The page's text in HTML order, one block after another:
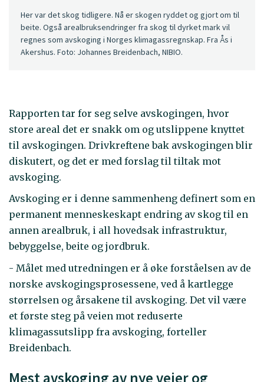
Her var det skog tidligere. Nå er skogen ryddet og gjort om til
beite. Også arealbruksendringer fra skog til dyrket mark vil
regnes som avskoging i Norges klimagassregnskap. Fra Ås i
Akershus. Foto: Johannes Breidenbach, NIBIO.
Rapporten tar for seg selve avskogingen, hvor
store areal det er snakk om og utslippene knyttet
til avskogingen. Drivkreftene bak avskogingen blir
diskutert, og det er med forslag til tiltak mot
avskoging.
Avskoging er i denne sammenheng definert som en
permanent menneskeskapt endring av skog til en
annen arealbruk, i all hovedsak infrastruktur,
bebyggelse, beite og jordbruk.
- Målet med utredningen er å øke forståelsen av de
norske avskogingsprosessene, ved å kartlegge
størrelsen og årsakene til avskoging. Det vil være
et første steg på veien mot reduserte
klimagassutslipp fra avskoging, forteller
Breidenbach.
Mest avskoging av nye veier og